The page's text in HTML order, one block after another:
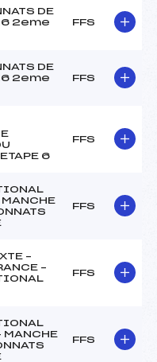
DE
2eme
FFS
DE
2eme
FFS
6
FFS
MANCHE
FFS
–
–
FFS
MANCHE
FFS